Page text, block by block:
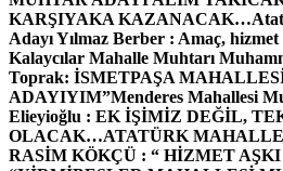
KARŞIYAKA KAZANACAK…
Adayı Yılmaz Berber : Amaç,
Kalaycılar Mahalle Muhtarı
Toprak: İSMETPAŞA
ADAYIYIM”Menderes Mahallesi
Elieyioğlu : EK İŞİMİZ DEĞİL,
OLACAK…ATATÜRK
RASİM KÖKÇÜ : “ HİZMET